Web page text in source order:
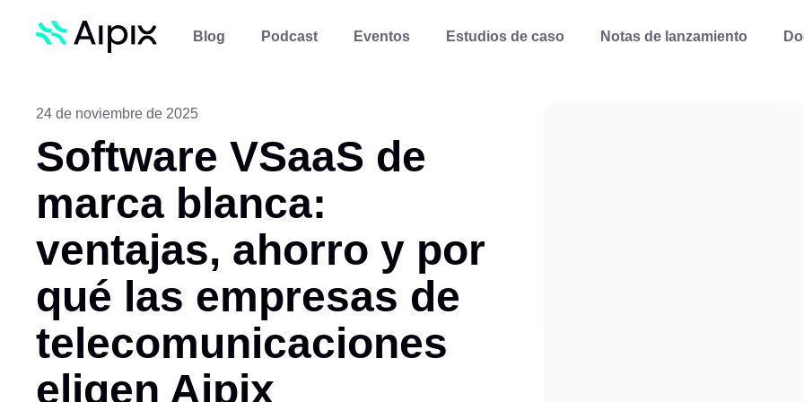
Blog Podcast Eventos Estudios de caso Notas de lanzamiento
24 de noviembre de 2025
Software VSaaS de
marca blanca:
ventajas, ahorro y por
qué las empresas de
telecomunicaciones
eligen Aipix